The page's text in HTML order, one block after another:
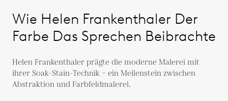
Wie Helen Frankenthaler Der
Farbe Das Sprechen Beibrachte
Helen Frankenthaler prägte die moderne Malerei mit
ihrer Soak-Stain-Technik – ein Meilenstein zwischen
Abstraktion und Farbfeldmalerei.